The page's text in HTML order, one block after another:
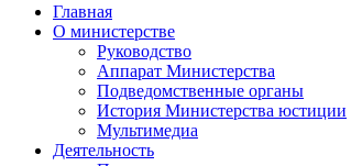
Главная
О министерстве
Руководство
Аппарат Министерства
Подведомственные органы
История Министерства юстиции
Мультимедиа
Деятельность